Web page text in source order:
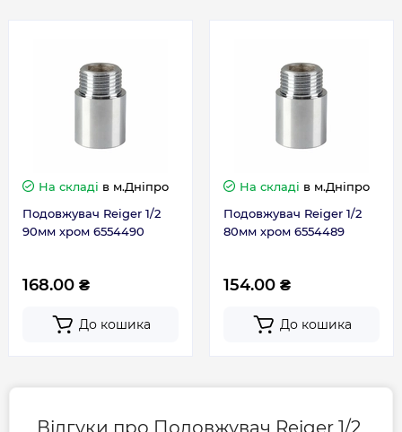
На складі в м.Дніпро
Подовжувач Reiger 1/2
90мм хром 6554490
168.00 ₴
До кошика
На складі в м.Дніпро
Подовжувач Reiger 1/2
80мм хром 6554489
154.00 ₴
До кошика